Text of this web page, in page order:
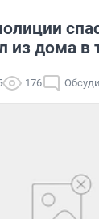
из дома в
176